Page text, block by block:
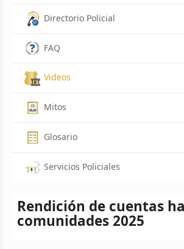
Directorio Policial
FAQ
Videos
Mitos
Glosario
Servicios Policiales
Rendición de cuentas
comunidades 2025